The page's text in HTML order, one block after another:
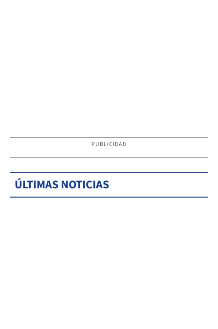
PUBLICIDAD
ÚLTIMAS NOTICIAS